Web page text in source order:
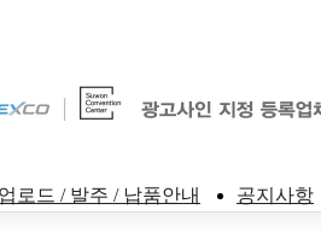
로드 / 발주 / 납품안내 공지사항